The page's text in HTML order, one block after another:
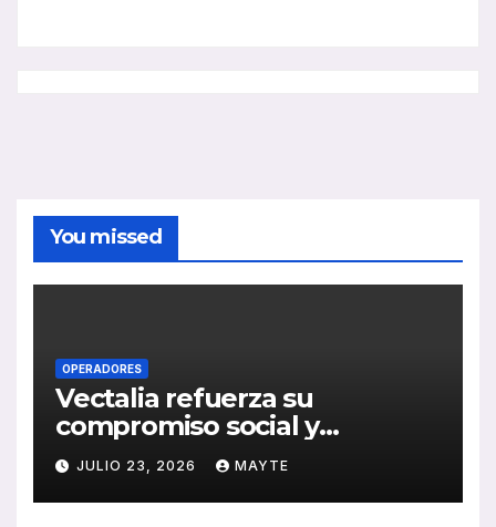
You missed
OPERADORES
Vectalia refuerza su
compromiso social y
medioambiental con la
publicación de su Memoria
de RSC 2025
JULIO 23, 2026 MAYTE